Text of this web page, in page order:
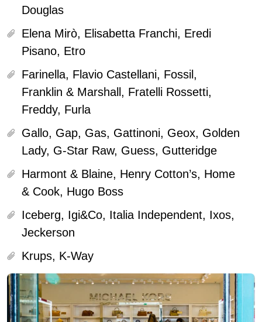
Douglas
Elena Mirò, Elisabetta Franchi, Eredi
Pisano, Etro
Farinella, Flavio Castellani, Fossil,
Franklin & Marshall, Fratelli Rossetti,
Freddy, Furla
Gallo, Gap, Gas, Gattinoni, Geox, Golden
Lady, G-Star Raw, Guess, Gutteridge
Harmont & Blaine, Henry Cotton’s, Home
& Cook, Hugo Boss
Iceberg, Igi&Co, Italia Independent, Ixos,
Jeckerson
Krups, K-Way